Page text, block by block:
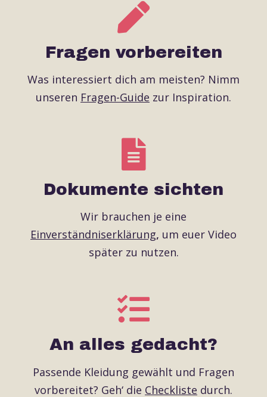
Fragen vorbereiten
Was interessiert dich am meisten? Nimm
unseren Fragen-Guide zur Inspiration.
Dokumente sichten
Wir brauchen je eine
Einverständniserklärung, um euer Video
später zu nutzen.
An alles gedacht?
Passende Kleidung gewählt und Fragen
vorbereitet? Geh‘ die Checkliste durch.